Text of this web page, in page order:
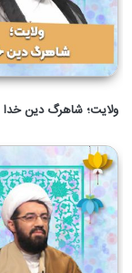
ولایت؛ شاهرگ دین خدا